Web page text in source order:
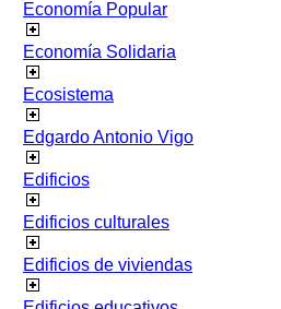
Economía Popular
Economía Solidaria
Ecosistema
Edgardo Antonio Vigo
Edificios
Edificios culturales
Edificios de viviendas